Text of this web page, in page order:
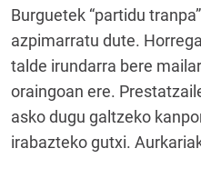
Burguetek “partidu
azpimarratu dute.
talde irundarra bere
oraingoan ere.
asko dugu galtzeko
irabazteko gutxi.